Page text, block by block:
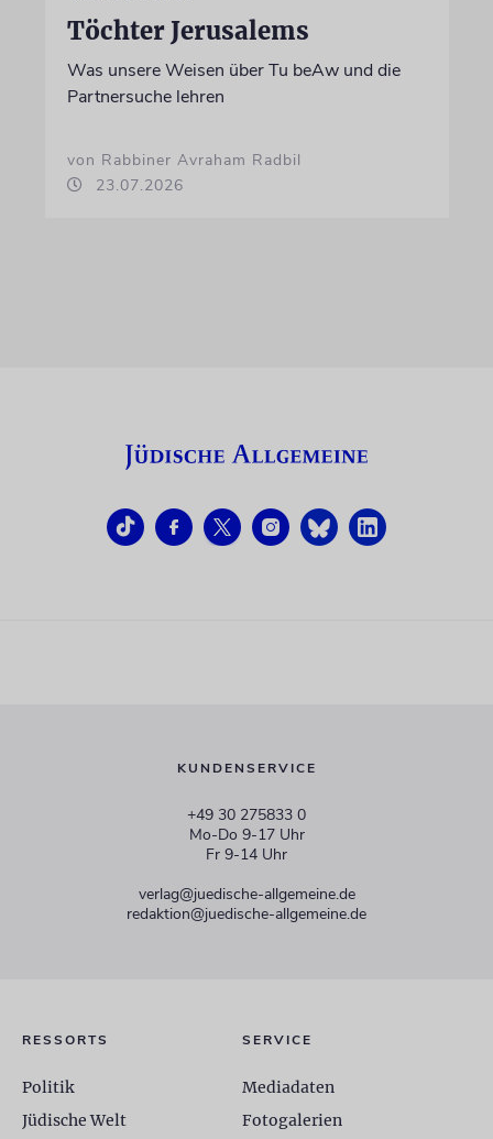
Töchter Jerusalems
Was unsere Weisen über Tu beAw und die
Partnersuche lehren
von Rabbiner Avraham Radbil
23.07.2026
KUNDENSERVICE
+49 30 275833 0
Mo-Do 9-17 Uhr
Fr 9-14 Uhr
verlag@juedische-allgemeine.de
redaktion@juedische-allgemeine.de
RESSORTS
Politik
Jüdische Welt
SERVICE
Mediadaten
Fotogalerien